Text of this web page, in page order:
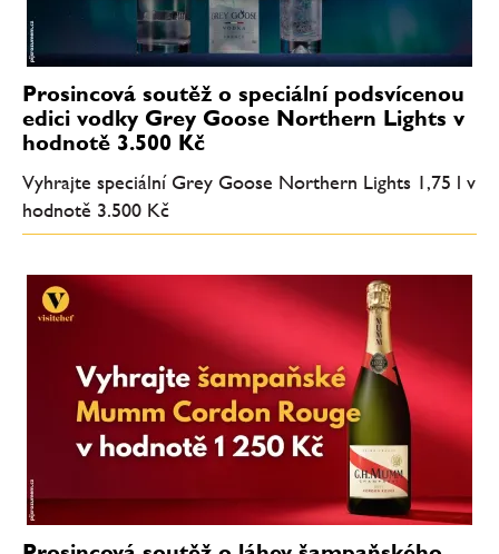
Prosincová soutěž o speciální podsvícenou
edici vodky Grey Goose Northern Lights v
hodnotě 3.500 Kč
Vyhrajte speciální Grey Goose Northern Lights 1,75 l v
hodnotě 3.500 Kč